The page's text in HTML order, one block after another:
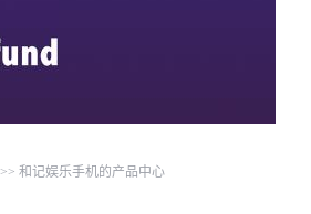
>> 和记娱乐手机的产品中心